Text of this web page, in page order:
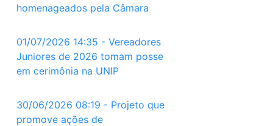
homenageados pela Câmara
01/07/2026 14:35 - Vereadores
Juniores de 2026 tomam posse
em cerimônia na UNIP
30/06/2026 08:19 - Projeto que
promove ações de